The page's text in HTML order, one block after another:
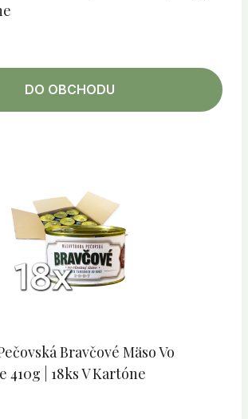
DO OBCHODU
Bravčové Mäso Vo
410g | 18ks V Kartóne